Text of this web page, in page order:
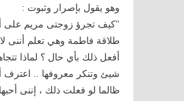
وهو يقول بإصرار وثبوت :
"كيف تجرؤ زوجتى مريم على
طلاقة فاطمة وهي تعلم أننى
أفعل ذلك بأي حال ؟ لماذا
شيئ وتنكر معروفها .. اعترف
ظالما لو فعلت ذلك ، إننى